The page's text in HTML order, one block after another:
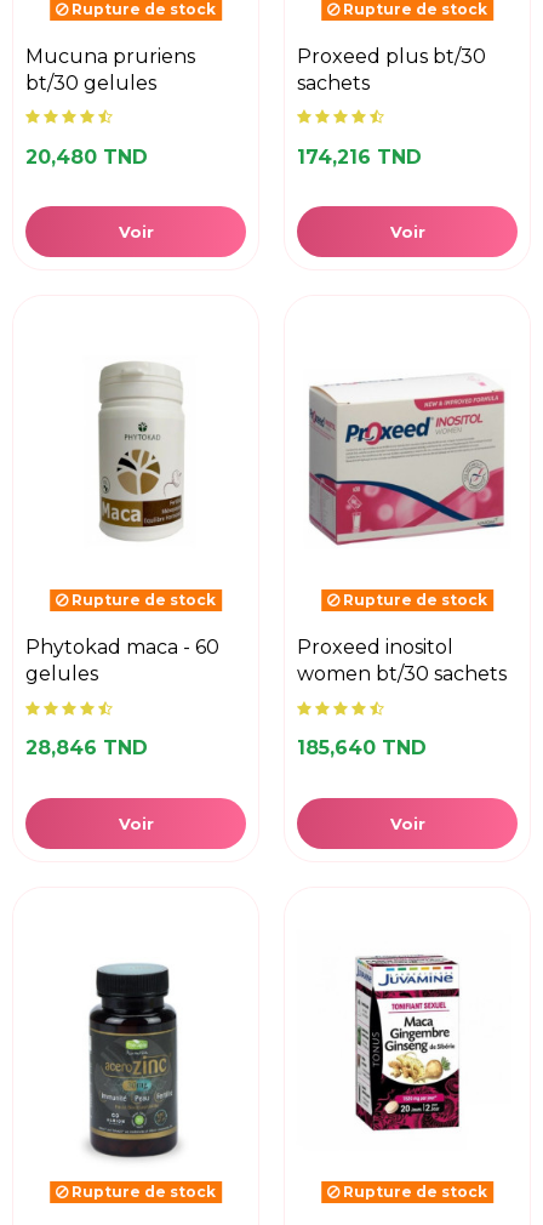
Rupture de stock
mucuna pruriens
bt/30 gelules
20,480 TND
Voir
Rupture de stock
proxeed plus bt/30
sachets
174,216 TND
Voir
Rupture de stock
phytokad maca - 60
gelules
28,846 TND
Voir
Rupture de stock
proxeed inositol
women bt/30 sachets
185,640 TND
Voir
Rupture de stock Rupture de stock